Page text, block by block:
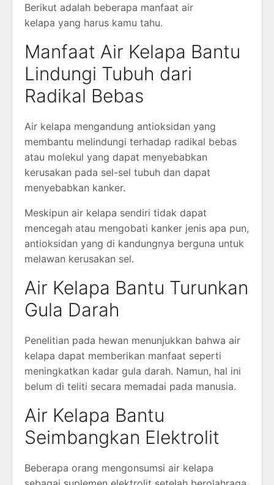
Berikut adalah beberapa manfaat air
kelapa yang harus kamu tahu.
Manfaat Air Kelapa Bantu
Lindungi Tubuh dari
Radikal Bebas
Air kelapa mengandung antioksidan yang
membantu melindungi terhadap radikal bebas
atau molekul yang dapat menyebabkan
kerusakan pada sel-sel tubuh dan dapat
menyebabkan kanker.
Meskipun air kelapa sendiri tidak dapat
mencegah atau mengobati kanker jenis apa pun,
antioksidan yang di kandungnya berguna untuk
melawan kerusakan sel.
Air Kelapa Bantu Turunkan
Gula Darah
Penelitian pada hewan menunjukkan bahwa air
kelapa dapat memberikan manfaat seperti
meningkatkan kadar gula darah. Namun, hal ini
belum di teliti secara memadai pada manusia.
Air Kelapa Bantu
Seimbangkan Elektrolit
Beberapa orang mengonsumsi air kelapa